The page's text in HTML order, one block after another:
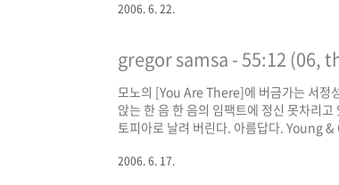
2006. 6. 22.
gregor samsa - 55:12 (06,
모노의 [You Are There]에 버금가는 서정
앉는 한 음 한 음의 임팩트에 정신 못차리
토피아로 날려 버린다. 아름답다. Young
2006. 6. 17.